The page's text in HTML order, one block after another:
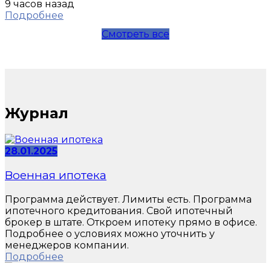
9 часов назад
Подробнее
Смотреть все
Журнал
28.01.2025
Военная ипотека
Программа действует. Лимиты есть. Программа
ипотечного кредитования. Свой ипотечный
брокер в штате. Откроем ипотеку прямо в офисе.
Подробнее о условиях можно уточнить у
менеджеров компании.
Подробнее